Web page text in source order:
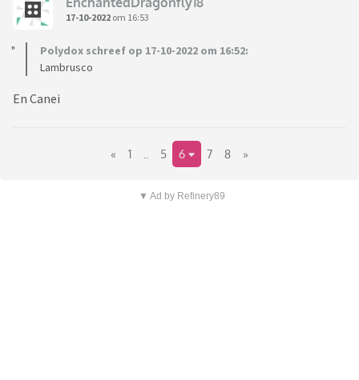
17-10-2022 om 16:53
Polydox schreef op 17-10-2022 om 16:52:
Lambrusco
En Canei
« 1 5 6 7 8 »
▼ Ad by Refinery89